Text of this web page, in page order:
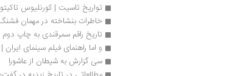
تواریخ تاسیت | کورنلیوس
خاطرات بنشاخته در مهمان
تاریخ راقم سمرقندی به چاپ
و اما راهنمای فیلم سینمای
سی گزارش به شیطان از عاشورا